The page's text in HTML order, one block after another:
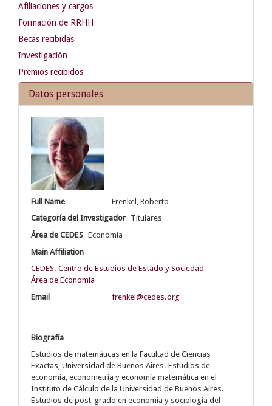
Afiliaciones y cargos
Formación de RRHH
Becas recibidas
Investigación
Premios recibidos
Datos personales
Full Name
Frenkel, Roberto
Categoría del Investigador Titulares
Área de CEDES Economía
Main Affiliation
CEDES. Centro de Estudios de Estado y Sociedad
Área de Economía
Email
frenkel@cedes.org
Biografía
Estudios de matemáticas en la Facultad de Ciencias
Exactas, Universidad de Buenos Aires. Estudios de
economía, econometría y economía matemática en el
Instituto de Cálculo de la Universidad de Buenos Aires.
Estudios de post-grado en economía y sociología del